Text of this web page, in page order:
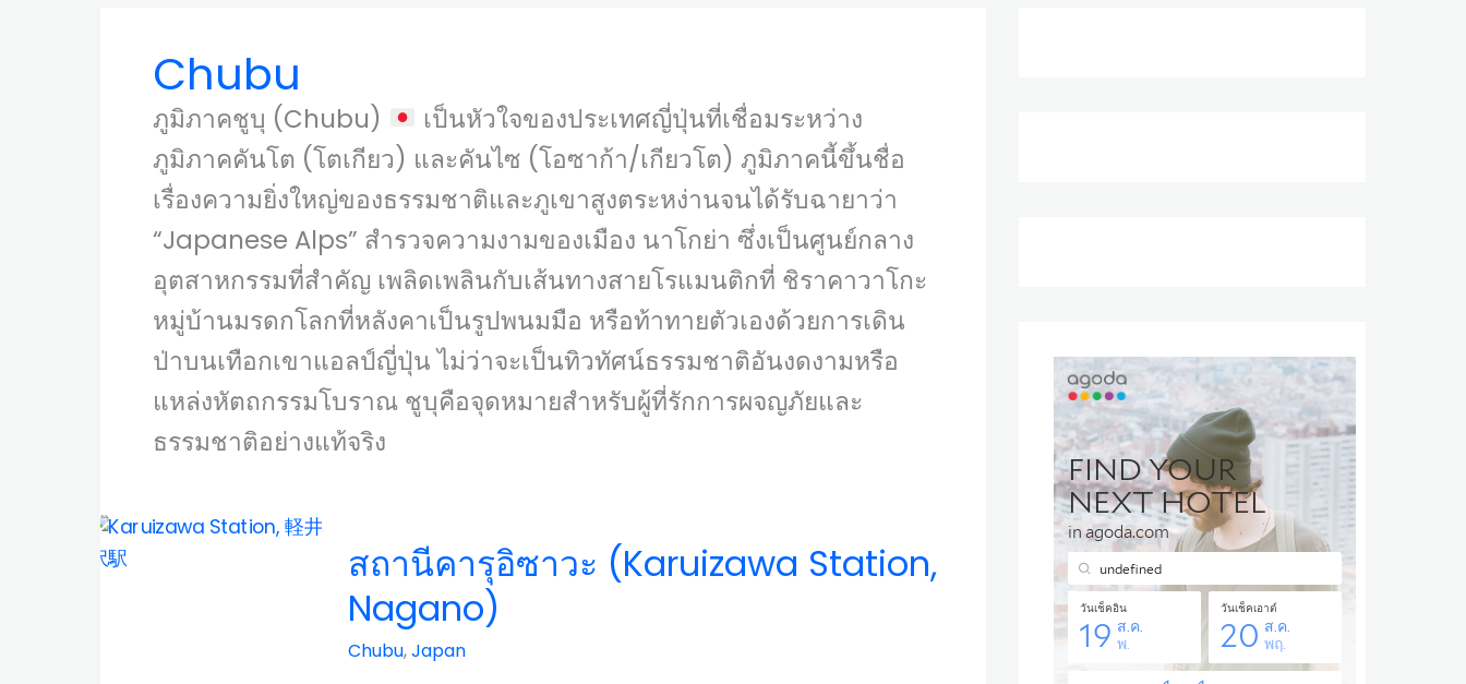
Chubu
ภูมิภาคชูบุ (Chubu)
เป็นหัวใจของประเทศญี่ปุ่นที่เชื่อมระหว่าง
ภูมิภาคคันโต (โตเกียว) และคันไซ (โอซาก้า/เกียวโต) ภูมิภาคนี้ขึ้นชื่อ
เรื่องความยิ่งใหญ่ของธรรมชาติและภูเขาสูงตระหง่านจนได้รับฉายาว่า
“Japanese Alps” สำรวจความงามของเมือง นาโกย่า ซึ่งเป็นศูนย์กลาง
อุตสาหกรรมที่สำคัญ เพลิดเพลินกับเส้นทางสายโรแมนติกที่ ชิราคาวาโกะ
หมู่บ้านมรดกโลกที่หลังคาเป็นรูปพนมมือ หรือท้าทายตัวเองด้วยการเดิน
ป่าบนเทือกเขาแอลป์ญี่ปุ่น ไม่ว่าจะเป็นทิวทัศน์ธรรมชาติอันงดงามหรือ
แหล่งหัตถกรรมโบราณ ชูบุคือจุดหมายสำหรับผู้ที่รักการผจญภัยและ
ธรรมชาติอย่างแท้จริง
สถานีคารุอิซาวะ (Karuizawa Station,
Nagano)
Chubu,Japan
คา
รุ
อิ
ซาวะ
(Karuizawa